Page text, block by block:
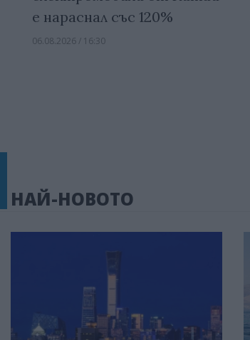
е нараснал със 120%
06.08.2026 / 16:30
НАЙ-НОВОТО